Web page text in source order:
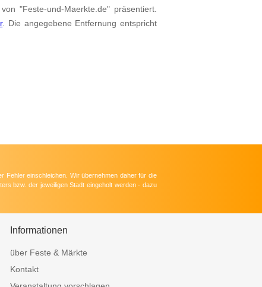
"Feste-und-Maerkte.de" präsentiert.
. Die angegebene Entfernung entspricht
Fehler einschleichen. Wir übernehmen daher für die
bzw. der jeweiligen Stadt eingeholt werden - dazu
Informationen
über Feste & Märkte
Kontakt